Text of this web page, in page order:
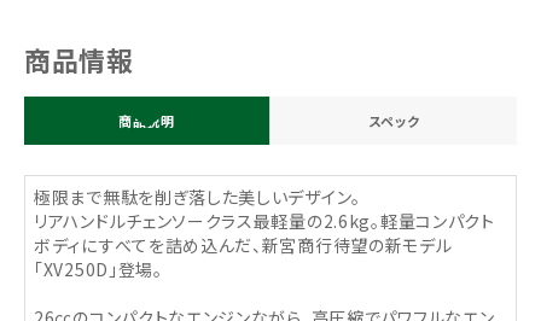
商品情報
商品説明 スペック
極限まで無駄を削ぎ落した美しいデザイン。
リアハンドルチェンソークラス最軽量の2.6kg。軽量コンパクト
ボディにすべてを詰め込んだ、新宮商行待望の新モデル
「XV250D」登場。